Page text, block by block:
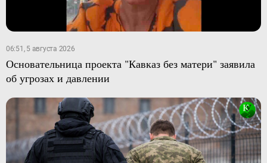
06:51, 5 августа 2026
Основательница проекта "Кавказ без матери" заявила
об угрозах и давлении